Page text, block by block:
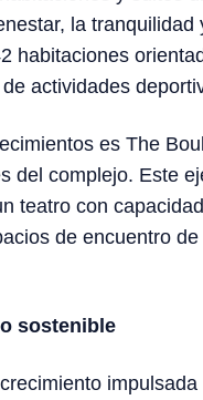
la tranquilidad
habitaciones
actividades
es The
del complejo. Este
teatro con
de encuentro
sostenible